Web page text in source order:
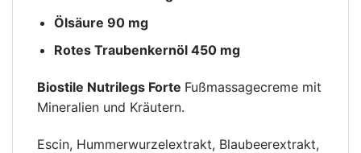
Ölsäure 90 mg
Rotes Traubenkernöl 450 mg
Biostile Nutrilegs Forte Fußmassagecreme mit
Mineralien und Kräutern.
Escin, Hummerwurzelextrakt, Blaubeerextrakt,